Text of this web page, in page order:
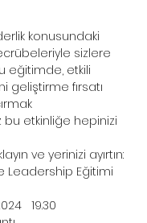
konusundaki
sizlere
eğitimde, etkili
geliştirme fırsatı
etkinliğe hepinizi
ve yerinizi ayırtın:
Leadership Eğitimi
19.30